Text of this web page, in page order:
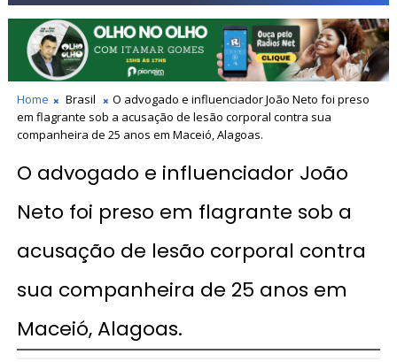
Home Brasil
O advogado e influenciador João Neto foi preso
em flagrante sob a acusação de lesão corporal contra sua
companheira de 25 anos em Maceió, Alagoas.
O advogado e influenciador João
Neto foi preso em flagrante sob a
acusação de lesão corporal contra
sua companheira de 25 anos em
Maceió, Alagoas.